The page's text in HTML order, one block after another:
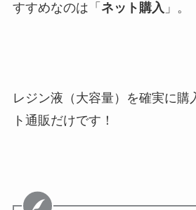
すすめなのは「 ネット購入 」。
レジン液（大容量）を確実に購
ト通販だけです！